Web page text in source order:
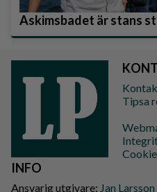
Askimsbadet är stans
Tipsa
INFO
Ansvarig utgivare: Jan Larsson